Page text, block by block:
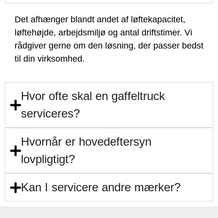
Det afhænger blandt andet af løftekapacitet,
løftehøjde, arbejdsmiljø og antal driftstimer. Vi
rådgiver gerne om den løsning, der passer bedst
til din virksomhed.
Hvor ofte skal en gaffeltruck
serviceres?
Hvornår er hovedeftersyn
lovpligtigt?
Kan I servicere andre mærker?